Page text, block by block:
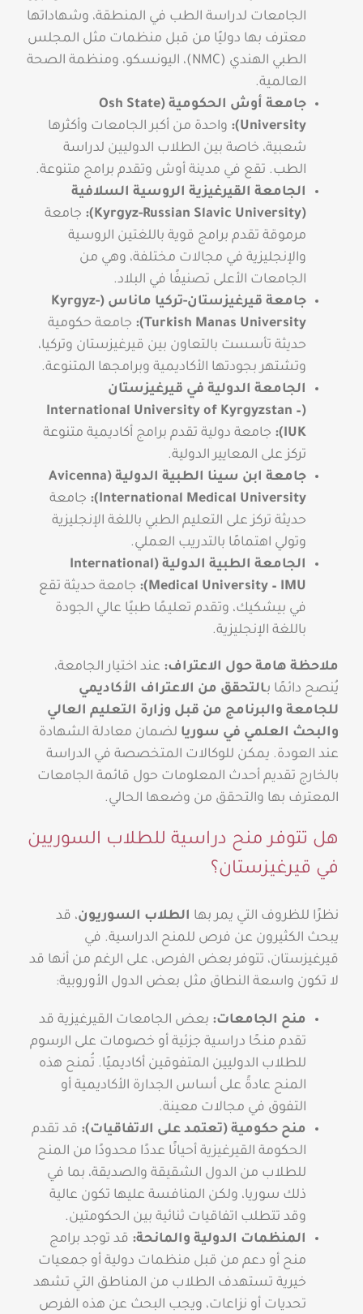
الجامعات لدراسة الطب في المنطقة، وشهاداتها
معترف بها دوليًا من قبل منظمات مثل المجلس
الطبي الهندي (NMC)، اليونسكو، ومنظمة الصحة
العالمية.
جامعة أوش الحكومية (Osh State
University):
واحدة من أكبر الجامعات وأكثرها
شعبية، خاصة بين الطلاب الدوليين لدراسة
الطب. تقع في مدينة أوش وتقدم برامج متنوعة.
الجامعة القيرغيزية الروسية السلافية
(Kyrgyz-Russian Slavic University):
جامعة
مرموقة تقدم برامج قوية باللغتين الروسية
والإنجليزية في مجالات مختلفة، وهي من
الجامعات الأعلى تصنيفًا في البلاد.
جامعة قيرغيزستان-تركيا ماناس (Kyrgyz-
Turkish Manas University):
جامعة حكومية
حديثة تأسست بالتعاون بين قيرغيزستان وتركيا،
وتشتهر بجودتها الأكاديمية وبرامجها المتنوعة.
الجامعة الدولية في قيرغيزستان
(International University of Kyrgyzstan –
IUK):
جامعة دولية تقدم برامج أكاديمية متنوعة
تركز على المعايير الدولية.
جامعة ابن سينا الطبية الدولية (Avicenna
International Medical University):
جامعة
حديثة تركز على التعليم الطبي باللغة الإنجليزية
وتولي اهتمامًا بالتدريب العملي.
الجامعة الطبية الدولية (International
Medical University – IMU):
جامعة حديثة تقع
في بيشكيك، وتقدم تعليمًا طبيًا عالي الجودة
باللغة الإنجليزية.
ملاحظة هامة حول الاعتراف: عند اختيار الجامعة،
يُنصح دائمًا بـالتحقق من الاعتراف الأكاديمي
للجامعة والبرنامج من قبل وزارة التعليم العالي
والبحث العلمي في سوريا لضمان معادلة الشهادة
عند العودة. يمكن للوكالات المتخصصة في الدراسة
بالخارج تقديم أحدث المعلومات حول قائمة الجامعات
المعترف بها والتحقق من وضعها الحالي.
هل تتوفر منح دراسية للطلاب السوريين
في قيرغيزستان؟
نظرًا للظروف التي يمر بها الطلاب السوريون، قد
يبحث الكثيرون عن فرص للمنح الدراسية. في
قيرغيزستان، تتوفر بعض الفرص، على الرغم من أنها قد
لا تكون واسعة النطاق مثل بعض الدول الأوروبية:
منح الجامعات: بعض الجامعات القيرغيزية قد
تقدم منحًا دراسية جزئية أو خصومات على الرسوم
للطلاب الدوليين المتفوقين أكاديميًا. تُمنح هذه
المنح عادةً على أساس الجدارة الأكاديمية أو
التفوق في مجالات معينة.
منح حكومية (تعتمد على الاتفاقيات): قد تقدم
الحكومة القيرغيزية أحيانًا عددًا محدودًا من المنح
للطلاب من الدول الشقيقة والصديقة، بما في
ذلك سوريا، ولكن المنافسة عليها تكون عالية
وقد تتطلب اتفاقيات ثنائية بين الحكومتين.
المنظمات الدولية والمانحة: قد توجد برامج
منح أو دعم من قبل منظمات دولية أو جمعيات
خيرية تستهدف الطلاب من المناطق التي تشهد
تحديات أو نزاعات، ويجب البحث عن هذه الفرص